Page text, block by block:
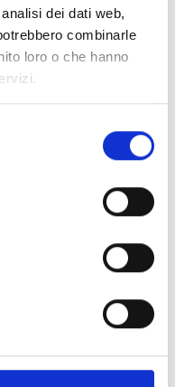
dei dati web,
combinarle
loro o che hanno
bus de
avec
conforme à la